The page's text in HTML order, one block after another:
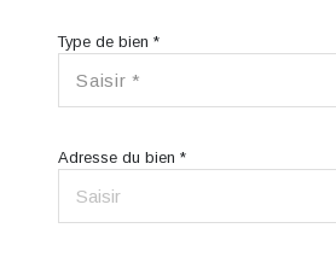
Type de bien *
Saisir *
Adresse du bien *